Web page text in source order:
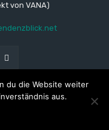
von VANA)
du die Website weiter
aus.